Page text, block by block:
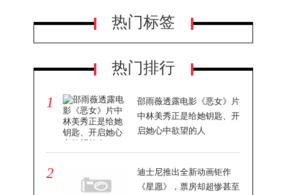
热门标签
热门排行
1
邵雨薇透露电影《恶女》片
中林美秀正是给她钥匙、开
启她心中欲望的人
2
迪士尼推出全新动画钜作
《星愿》，票房却超惨甚至